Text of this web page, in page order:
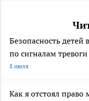
Безопасность детей
по сигналам
8 июля
Как я отстоял право